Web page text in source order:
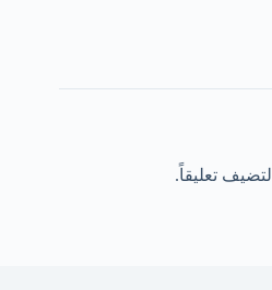
لتضيف تعليقاً.